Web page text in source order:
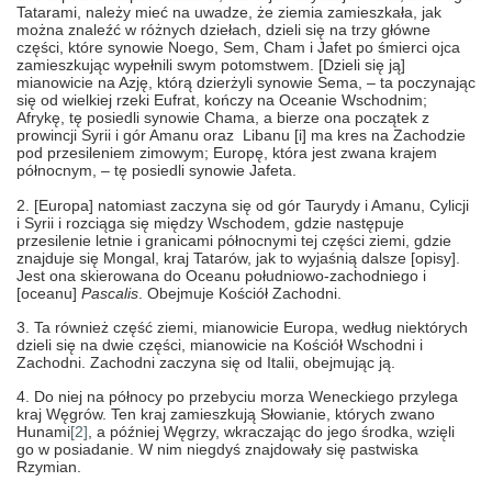
Tatarami, należy mieć na uwadze, że ziemia zamieszkała, jak
można znaleźć w różnych dziełach, dzieli się na trzy główne
części, które synowie Noego, Sem, Cham i Jafet po śmierci ojca
zamieszkując wypełnili swym potomstwem. [Dzieli się ją]
mianowicie na Azję, którą dzierżyli synowie Sema, – ta poczynając
się od wielkiej rzeki Eufrat, kończy na Oceanie Wschodnim;
Afrykę, tę posiedli synowie Chama, a bierze ona początek z
prowincji Syrii i gór Amanu oraz Libanu [i] ma kres na Zachodzie
pod przesileniem zimowym; Europę, która jest zwana krajem
północnym, – tę posiedli synowie Jafeta.
2. [Europa] natomiast zaczyna się od gór Taurydy i Amanu, Cylicji
i Syrii i rozciąga się między Wschodem, gdzie następuje
przesilenie letnie i granicami północnymi tej części ziemi, gdzie
znajduje się Mongal, kraj Tatarów, jak to wyjaśnią dalsze [opisy].
Jest ona skierowana do Oceanu południowo-zachodniego i
[oceanu] Pascalis . Obejmuje Kościół Zachodni.
3. Ta również część ziemi, mianowicie Europa, według niektórych
dzieli się na dwie części, mianowicie na Kościół Wschodni i
Zachodni. Zachodni zaczyna się od Italii, obejmując ją.
4. Do niej na północy po przebyciu morza Weneckiego przylega
kraj Węgrów. Ten kraj zamieszkują Słowianie, których zwano
Hunami[2] , a później Węgrzy, wkraczając do jego środka, wzięli
go w posiadanie. W nim niegdyś znajdowały się pastwiska
Rzymian.